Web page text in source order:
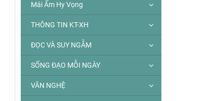
Mái Ấm Hy Vọng
THÔNG TIN KT-XH
ĐỌC VÀ SUY NGẪM
SỐNG ĐẠO MỖI NGÀY
VĂN NGHỆ